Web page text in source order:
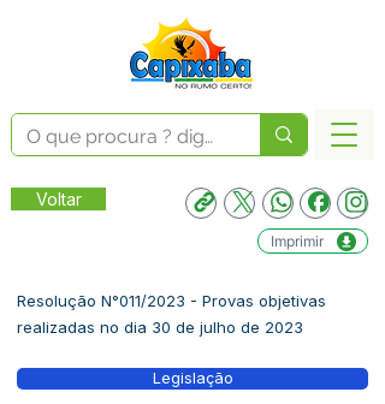
Voltar
Imprimir
Resolução N°011/2023 - Provas objetivas
realizadas no dia 30 de julho de 2023
Legislação